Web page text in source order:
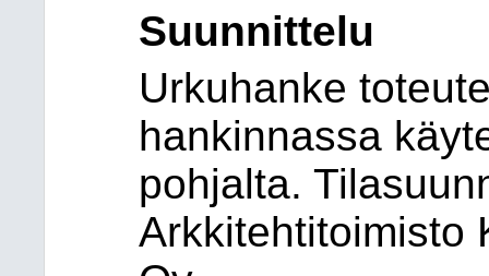
Suunnittelu
Urkuhanke
hankinnassa
pohjalta.
Arkkitehtitoimisto